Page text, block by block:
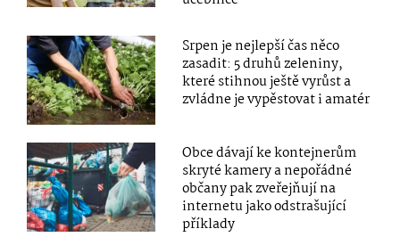
Srpen je nejlepší čas něco
zasadit: 5 druhů zeleniny,
které stihnou ještě vyrůst a
zvládne je vypěstovat i amatér
Obce dávají ke kontejnerům
skryté kamery a nepořádné
občany pak zveřejňují na
internetu jako odstrašující
příklady